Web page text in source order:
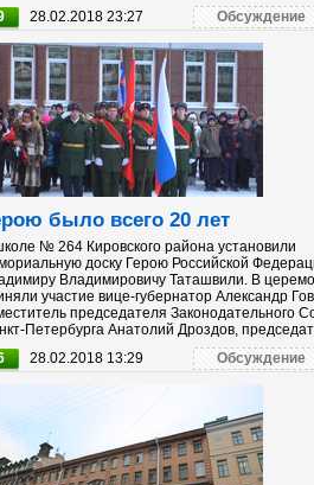
28.02.2018 23:27 Обсуждение
было всего 20 лет
№ 264 Кировского района установили
доску Герою Российской
Владимировичу Таташвили. В
участие вице-губернатор Александр
председателя Законодательного
Петербурга Анатолий Дроздов,
28.02.2018 13:29 Обсуждение